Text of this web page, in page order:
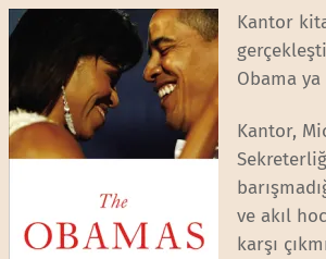
Kantor
Obama
Kantor,
ve akıl
karşı